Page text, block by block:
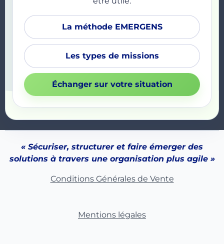
La méthode EMERGENS
Les types de missions
Échanger sur votre situation
« Sécuriser, structurer et faire émerger des
solutions à travers une organisation plus agile »
Conditions Générales de Vente
Mentions légales